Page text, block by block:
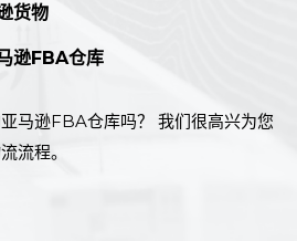
货物
逊FBA仓库
马逊FBA仓库吗？ 我们很高兴为您
流程。